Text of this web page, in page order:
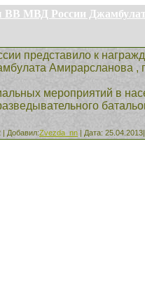
ВВ МВД России
представило к
Амирарсланова ,
мероприятий в
| Добавил:Zvezda_nn | Дата: 25.04.2013|